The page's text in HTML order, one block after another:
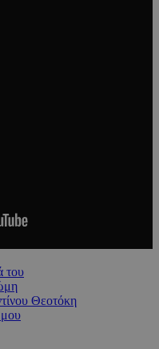
του
Θεοτόκη
μου